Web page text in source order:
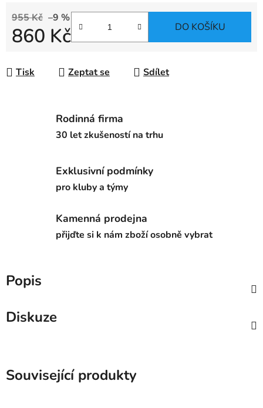
955 Kč –9 %
860 Kč DO KOŠÍKU
Tisk Zeptat se Sdílet
Rodinná firma
30 let zkušeností na trhu
Exklusivní podmínky
pro kluby a týmy
Kamenná prodejna
přijďte si k nám zboží osobně vybrat
Popis
Diskuze
Související produkty